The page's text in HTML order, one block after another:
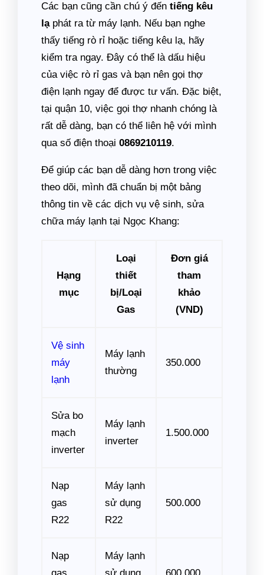
Các bạn cũng cần chú ý đến tiếng kêu
lạphát ra từ máy lạnh. Nếu bạn nghe
thấy tiếng rò rỉ hoặc tiếng kêu lạ, hãy
kiểm tra ngay. Đây có thể là dấu hiệu
của việc rò rỉ gas và bạn nên gọi thợ
điện lạnh ngay để được tư vấn. Đặc biệt,
tại quận 10, việc gọi thợ nhanh chóng là
rất dễ dàng, bạn có thể liên hệ với mình
qua số điện thoại 0869210119.
Để giúp các bạn dễ dàng hơn trong việc
theo dõi, mình đã chuẩn bị một bảng
thông tin về các dịch vụ vệ sinh, sửa
chữa máy lạnh tại Ngọc Khang:
Hạng
mục
Loại
thiết
bị/Loại
Gas
Đơn giá
tham
khảo
(VND)
Vệ sinh
máy
lạnh
Máy lạnh
thường
350.000
Sửa bo
mạch
inverter
Máy lạnh
inverter
1.500.000
Nạp
gas
R22
Máy lạnh
sử dụng
R22
500.000
Nạp
Máy lạnh